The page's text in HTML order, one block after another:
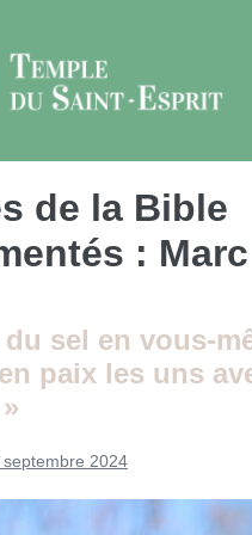
de la Bible
:
du sel en vous-
paix les uns
septembre 2024